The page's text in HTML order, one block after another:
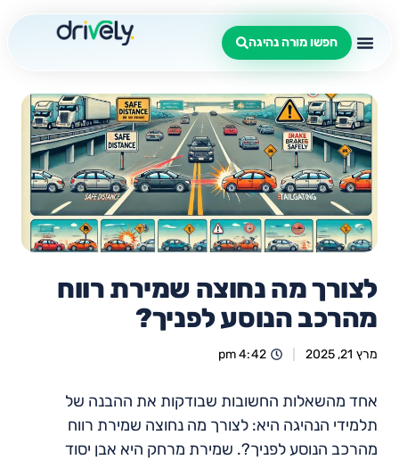
חפשו מורה נהיגה
לצורך מה נחוצה שמירת רווח
מהרכב הנוסע לפניך?
מרץ 21, 2025 4:42 pm
אחד מהשאלות החשובות שבודקות את ההבנה של
תלמידי הנהיגה היא: לצורך מה נחוצה שמירת רווח
מהרכב הנוסע לפניך?. שמירת מרחק היא אבן יסוד